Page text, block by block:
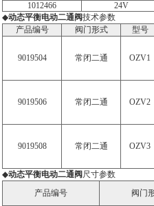
1012466
24V
◆动态平衡电动二通阀技术参数
产品编号
阀门形式 型号
9019504 常闭二通 OZV1
9019506 常闭二通 OZV2
9019508 常闭二通 OZV3
◆动态平衡电动二通阀 尺寸参数
产品编号
阀门